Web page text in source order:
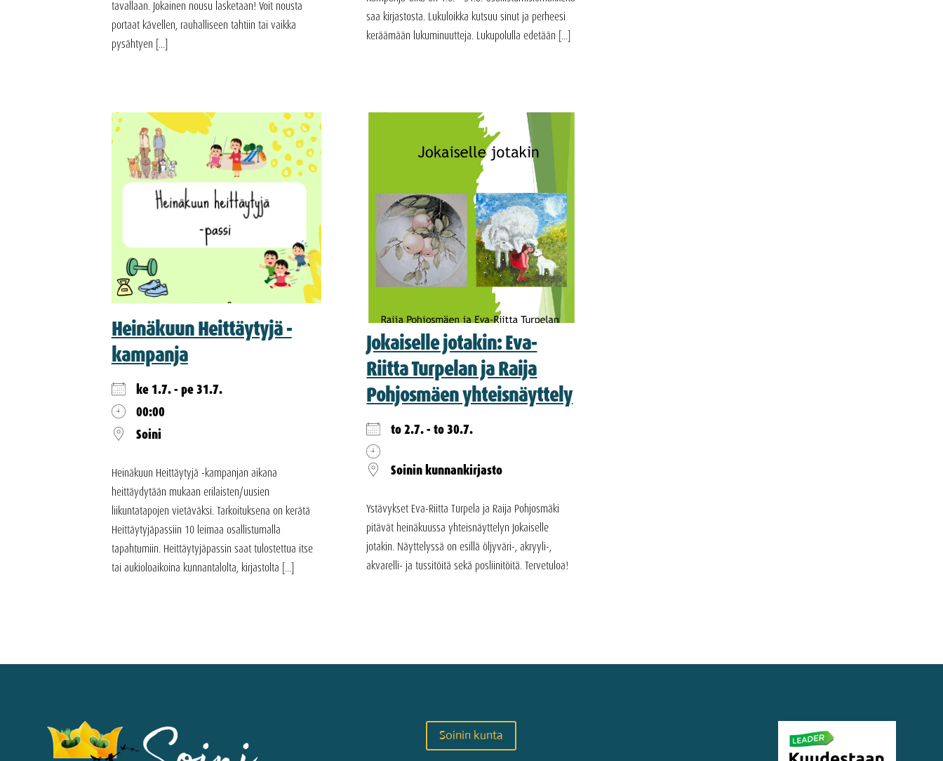
tavallaan. Jokainen nousu lasketaan! Voit nousta
portaat kävellen, rauhalliseen tahtiin tai vaikka
pysähtyen [...]
saa kirjastosta. Lukuloikka kutsuu sinut ja perheesi
keräämään lukuminuutteja. Lukupolulla edetään [...]
Heinäkuun Heittäytyjä -
kampanja
ke 1.7. - pe 31.7.
00:00
Soini
Heinäkuun Heittäytyjä -kampanjan aikana
heittäydytään mukaan erilaisten/uusien
liikuntatapojen vietäväksi. Tarkoituksena on kerätä
Heittäytyjäpassiin 10 leimaa osallistumalla
tapahtumiin. Heittäytyjäpassin saat tulostettua itse
tai aukioloaikoina kunnantalolta, kirjastolta [...]
Jokaiselle jotakin: Eva-
Riitta Turpelan ja Raija
Pohjosmäen yhteisnäyttely
to 2.7. - to 30.7.
Soinin kunnankirjasto
Ystävykset Eva-Riitta Turpela ja Raija Pohjosmäki
pitävät heinäkuussa yhteisnäyttelyn Jokaiselle
jotakin. Näyttelyssä on esillä öljyväri-, akryyli-,
akvarelli- ja tussitöitä sekä posliinitöitä. Tervetuloa!
Soinin kunta